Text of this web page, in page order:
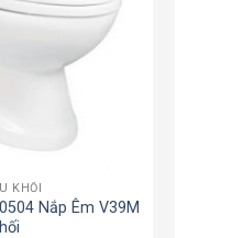
KHỐI
Nắp Êm V39M